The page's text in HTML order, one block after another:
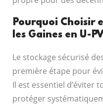
Pourquoi Choisir
les Gaines en U-
Le stockage sécurisé
première étape pour
Il est essentiel d’éviter
protéger